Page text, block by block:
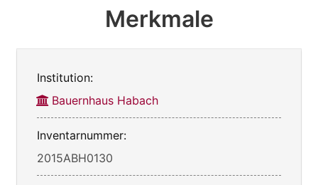
Merkmale
Institution:
Bauernhaus Habach
Inventarnummer:
2015ABH0130